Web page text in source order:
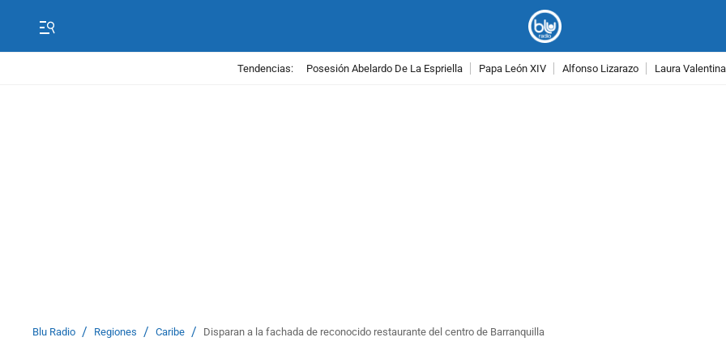
Tendencias: Posesión Abelardo De La Espriella Papa León XIV Alfonso Lizarazo Laura
Blu Radio / Regiones / Caribe / Disparan a la fachada de reconocido restaurante del centro de Barranquilla